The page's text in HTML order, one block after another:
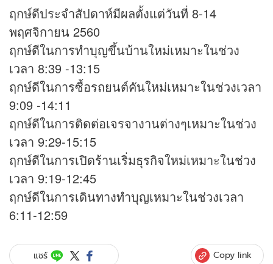
ฤกษ์ดีประจำสัปดาห์มีผลตั้งแต่วันที่ 8-14
พฤศจิกายน 2560
ฤกษ์ดีในการทำบุญขึ้นบ้านใหม่เหมาะในช่วง
เวลา 8:39 -13:15
ฤกษ์ดีในการซื้อรถยนต์คันใหม่เหมาะในช่วงเวลา
9:09 -14:11
ฤกษ์ดีในการติดต่อเจรจางานต่างๆเหมาะในช่วง
เวลา 9:29-15:15
ฤกษ์ดีในการเปิดร้านเริ่มธุรกิจใหม่เหมาะในช่วง
เวลา 9:19-12:45
ฤกษ์ดีในการเดินทางทำบุญเหมาะในช่วงเวลา
6:11-12:59
แชร์ Copy link